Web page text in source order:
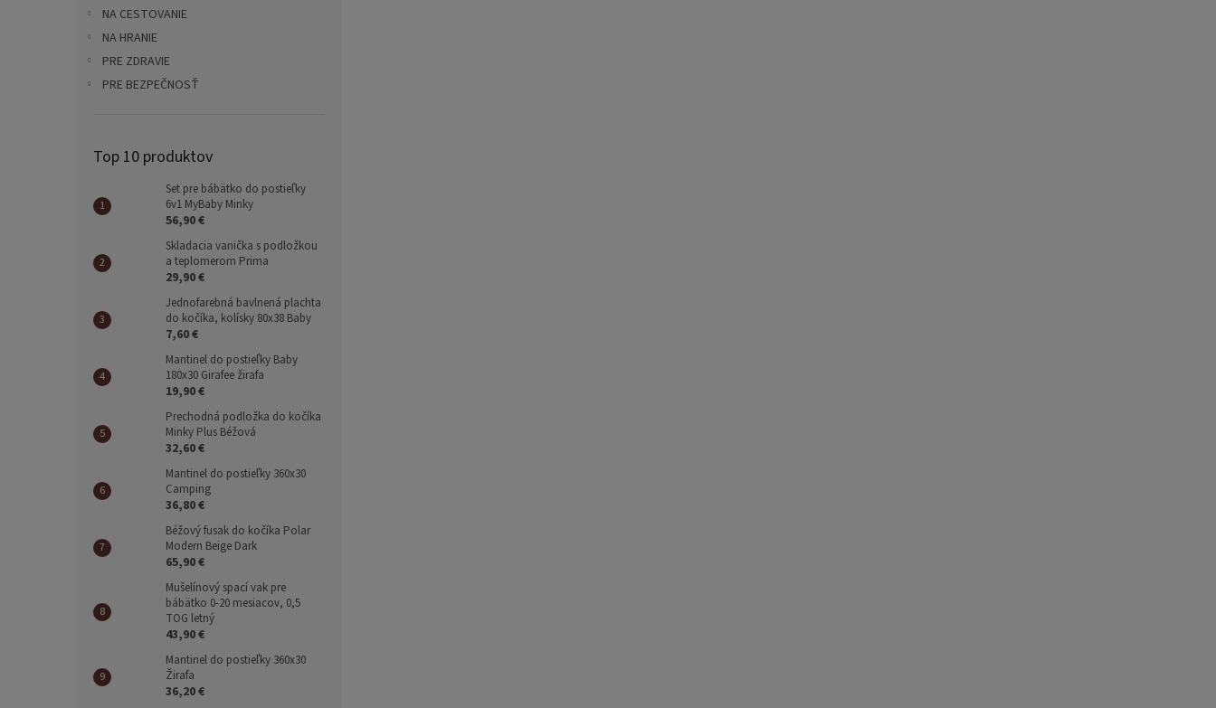
NA CESTOVANIE
NA HRANIE
PRE ZDRAVIE
PRE BEZPEČNOSŤ
Top 10 produktov
Set pre bábätko do postieľky
6v1 MyBaby Minky
56,90 €
Skladacia vanička s podložkou
a teplomerom Prima
29,90 €
Jednofarebná bavlnená plachta
do kočíka, kolísky 80x38 Baby
7,60 €
Mantinel do postieľky Baby
180x30 Girafee žirafa
19,90 €
Prechodná podložka do kočíka
Minky Plus Béžová
32,60 €
Mantinel do postieľky 360x30
Camping
36,80 €
Béžový fusak do kočíka Polar
Modern Beige Dark
65,90 €
Mušelínový spací vak pre
bábätko 0-20 mesiacov, 0,5
TOG letný
43,90 €
Mantinel do postieľky 360x30
Žirafa
36,20 €